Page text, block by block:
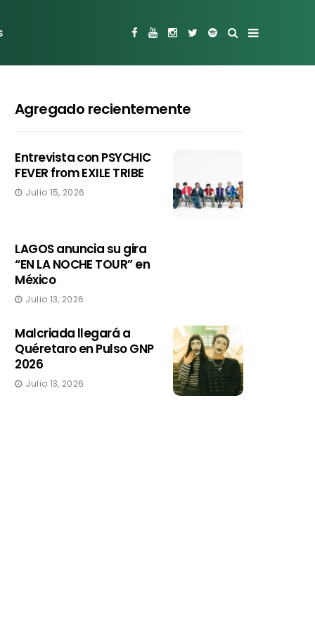
Agregado recientemente
Entrevista con PSYCHIC
FEVER from EXILE TRIBE
Julio 15, 2026
LAGOS anuncia su gira
“EN LA NOCHE TOUR” en
México
Julio 13, 2026
Malcriada llegará a
Quéretaro en Pulso GNP
2026
Julio 13, 2026